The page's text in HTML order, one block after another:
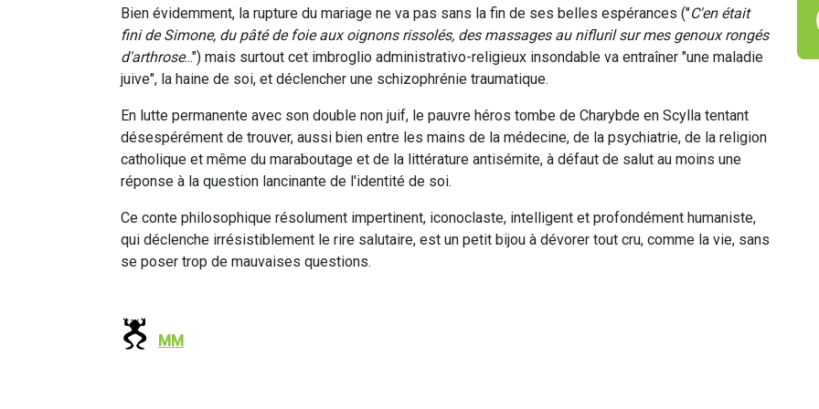
Bien évidemment, la rupture du mariage ne va pas sans la fin de ses belles espérances ("C'en était
fini de Simone, du pâté de foie aux oignons rissolés, des massages au nifluril sur mes genoux rongés
d'arthrose...") mais surtout cet imbroglio administrativo-religieux insondable va entraîner "une maladie
juive", la haine de soi, et déclencher une schizophrénie traumatique.
En lutte permanente avec son double non juif, le pauvre héros tombe de Charybde en Scylla tentant
désespérément de trouver, aussi bien entre les mains de la médecine, de la psychiatrie, de la religion
catholique et même du maraboutage et de la littérature antisémite, à défaut de salut au moins une
réponse à la question lancinante de l'identité de soi.
Ce conte philosophique résolument impertinent, iconoclaste, intelligent et profondément humaniste,
qui déclenche irrésistiblement le rire salutaire, est un petit bijou à dévorer tout cru, comme la vie, sans
se poser trop de mauvaises questions.
MM